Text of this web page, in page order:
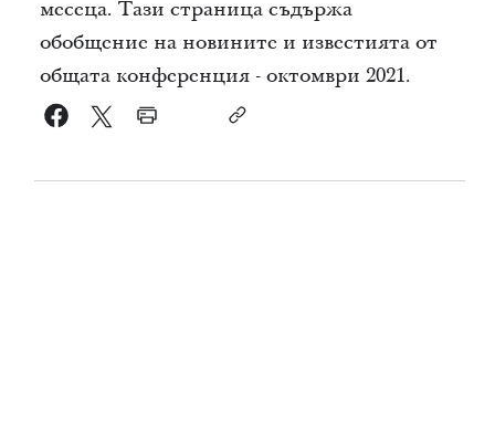
месеца. Тази страница съдържа
обобщение на новините и известията от
общата конференция - октомври 2021.